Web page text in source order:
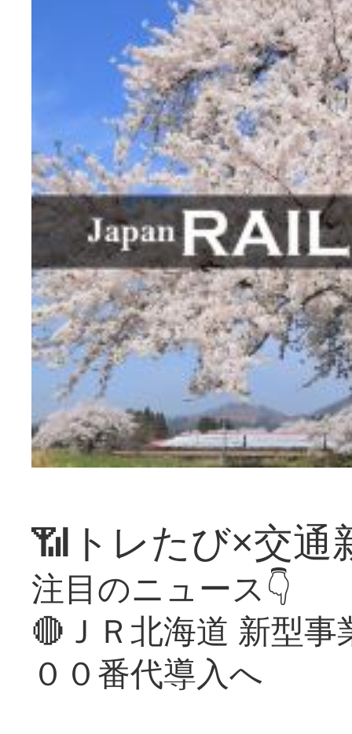
📶トレたび×交通
注目のニュース👇
🔴ＪＲ北海道 新型
００番代導入へ